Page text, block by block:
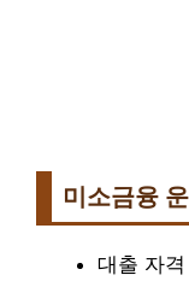
미소금융
대출 자